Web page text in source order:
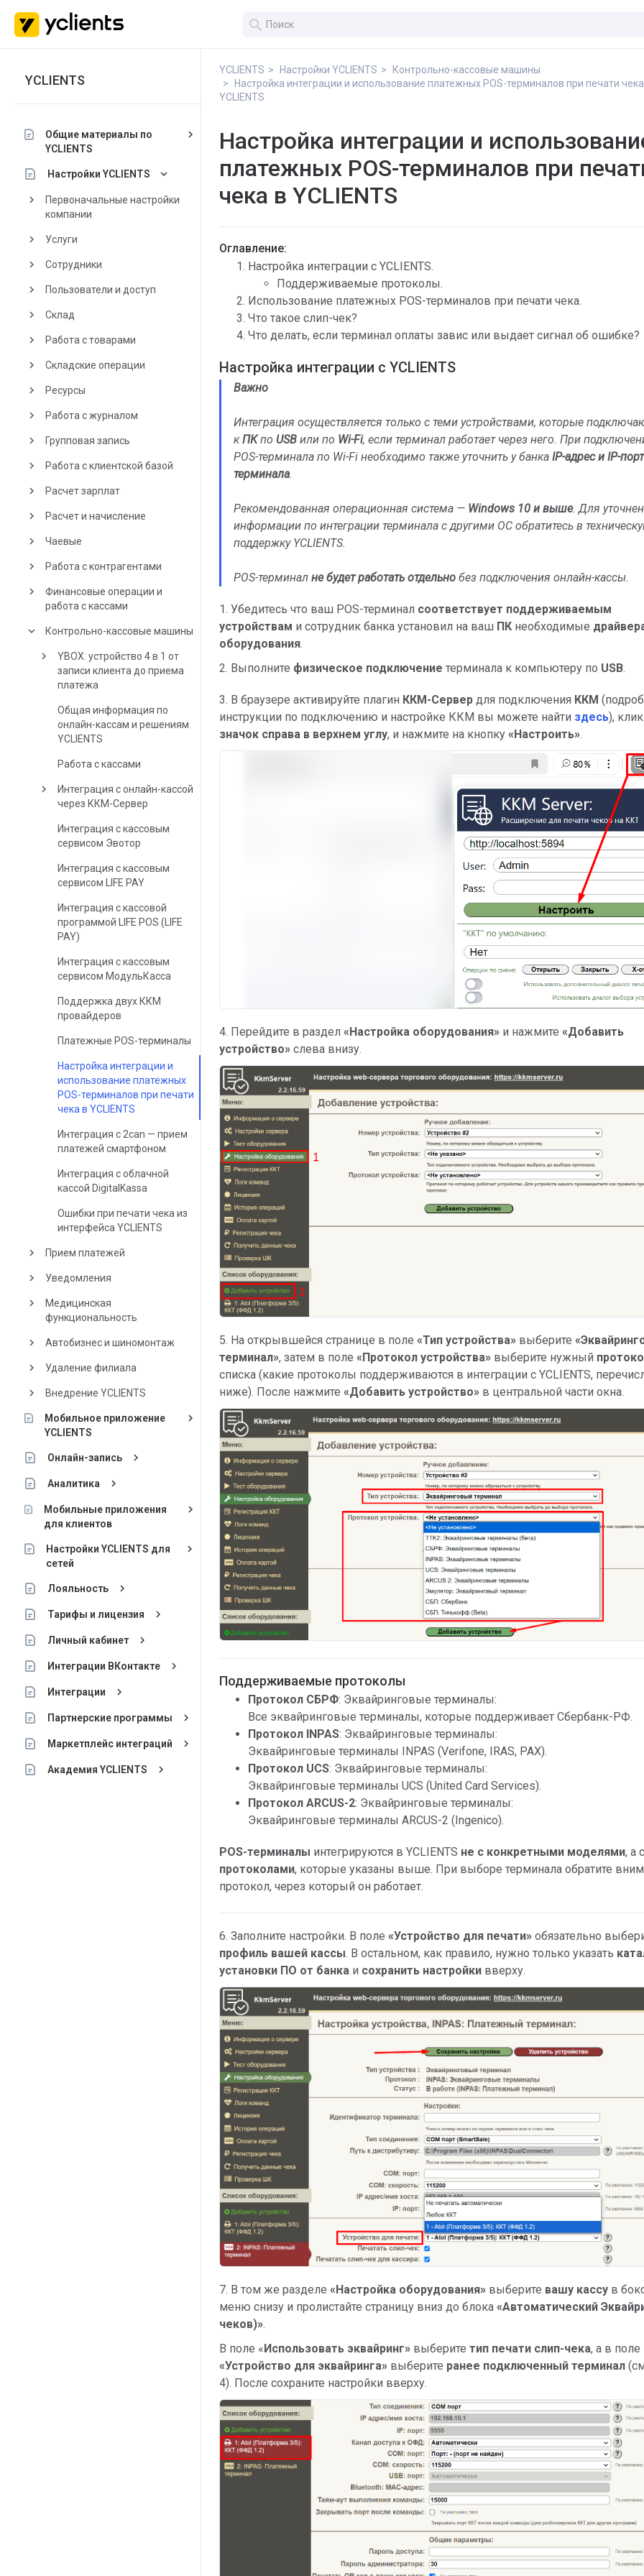
search
YCLIENTS
Общие материалы по
YCLIENTS
keyboard_arrow_right
Настройки YCLIENTS
keyboard_arrow_down
keyboard_arrow_right
Первоначальные настройки
компании
keyboard_arrow_right Услуги
keyboard_arrow_right Сотрудники
keyboard_arrow_right Пользователи и доступ
keyboard_arrow_right Склад
keyboard_arrow_right Работа с товарами
keyboard_arrow_right Складские операции
keyboard_arrow_right Ресурсы
keyboard_arrow_right Работа с журналом
keyboard_arrow_right Групповая запись
keyboard_arrow_right Работа с клиентской базой
keyboard_arrow_right Расчет зарплат
keyboard_arrow_right Расчет и начисление
keyboard_arrow_right Чаевые
keyboard_arrow_right Работа с контрагентами
keyboard_arrow_right
Финансовые операции и
работа с кассами
keyboard_arrow_down Контрольно-кассовые машины
keyboard_arrow_right
YBOX: устройство 4 в 1 от
записи клиента до приема
платежа
Общая информация по
онлайн-кассам и решениям
YCLIENTS
Работа с кассами
keyboard_arrow_right
Интеграция с онлайн-кассой
через ККМ-Сервер
Интеграция с кассовым
сервисом Эвотор
Интеграция с кассовым
сервисом LIFE PAY
Интеграция с кассовой
программой LIFE POS (LIFE
PAY)
Интеграция с кассовым
сервисом МодульКасса
Поддержка двух ККМ
провайдеров
Платежные POS-терминалы
Настройка интеграции и
использование платежных
POS-терминалов при печати
чека в YCLIENTS
Интеграция с 2can — прием
платежей смартфоном
Интеграция с облачной
кассой DigitalKassa
Ошибки при печати чека из
интерфейса YCLIENTS
keyboard_arrow_right Прием платежей
keyboard_arrow_right Уведомления
keyboard_arrow_right
Медицинская
функциональность
keyboard_arrow_right Автобизнес и шиномонтаж
keyboard_arrow_right Удаление филиала
keyboard_arrow_right Внедрение YCLIENTS
Мобильное приложение
YCLIENTS
keyboard_arrow_right
Онлайн-запись keyboard_arrow_right
Аналитика keyboard_arrow_right
Мобильные приложения
для клиентов
keyboard_arrow_right
Настройки YCLIENTS для
сетей
keyboard_arrow_right
Лояльность keyboard_arrow_right
Тарифы и лицензия keyboard_arrow_right
Личный кабинет keyboard_arrow_right
Интеграции ВКонтакте keyboard_arrow_right
Интеграции keyboard_arrow_right
Партнерские программы keyboard_arrow_right
Маркетплейс интеграций keyboard_arrow_right
Академия YCLIENTS keyboard_arrow_right
YCLIENTS Настройки YCLIENTS
Контрольно-кассовые машины
Настройка интеграции и использование платежных POS-терминалов при печати
YCLIENTS
Настройка интеграции и
платежных POS-терминалов при
чека в YCLIENTS
Оглавление:
Настройка интеграции с YCLIENTS.
Поддерживаемые протоколы.
Использование платежных POS-терминалов при печати чека.
Что такое слип-чек?
Что делать, если терминал оплаты завис или выдает сигнал об ошибке?
Настройка интеграции с YCLIENTS
Важно
Интеграция осуществляется только с теми устройствами, которые
кПКпо USB или по Wi-Fi, если терминал работает через него. При
POS-терминала по Wi-Fi необходимо также уточнить у банка IP-адрес и IP-порт
терминала.
Рекомендованная операционная система — Windows 10 и выше. Для
информации по интеграции терминала с другими ОС обратитесь в
поддержку YCLIENTS.
POS-терминал не будет работать отдельно без подключения онлайн-кассы.
1. Убедитесь что ваш POS-терминал соответствует поддерживаемым
устройствам и сотрудник банка установил на ваш ПК необходимые
оборудования.
2. Выполните физическое подключение терминала к компьютеру по USB.
3. В браузере активируйте плагин ККМ-Сервер для подключения ККМ
инструкции по подключению и настройке ККМ вы можете найти здесь),
значок справа в верхнем углу, и нажмите на кнопку «Настроить».
4. Перейдите в раздел «Настройка оборудования» и нажмите «Добавить
устройство» слева внизу.
5. На открывшейся странице в поле «Тип устройства» выберите
терминал», затем в поле «Протокол устройства» выберите нужный
списка (какие протоколы поддерживаются в интеграции с YCLIENTS,
ниже). После нажмите «Добавить устройство» в центральной части окна.
Поддерживаемые протоколы
Протокол СБРФ: Эквайринговые терминалы:
Все эквайринговые терминалы, которые поддерживает Сбербанк-РФ.
Протокол INPAS: Эквайринговые терминалы:
Эквайринговые терминалы INPAS (Verifone, IRAS, PAX).
Протокол UCS: Эквайринговые терминалы:
Эквайринговые терминалы UCS (United Card Services).
Протокол ARCUS-2: Эквайринговые терминалы:
Эквайринговые терминалы ARCUS-2 (Ingenico).
POS-терминалы интегрируются в YCLIENTS не с конкретными моделями, а с
протоколами, которые указаны выше. При выборе терминала обратите
протокол, через который он работает.
6. Заполните настройки. В поле «Устройство для печати» обязательно
профиль вашей кассы. В остальном, как правило, нужно только указать
установки ПО от банка и сохранить настройки вверху.
7. В том же разделе «Настройка оборудования» выберите вашу кассу в
меню снизу и пролистайте страницу вниз до блока «Автоматический
чеков)».
В поле «Использовать эквайринг» выберите тип печати слип-чека, а в поле
«Устройство для эквайринга» выберите ранее подключенный терминал
4). После сохраните настройки вверху.